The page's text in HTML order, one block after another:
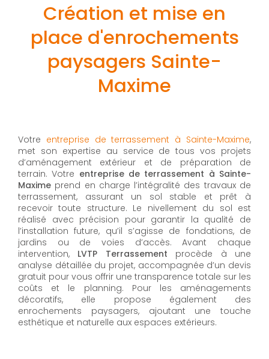
Création et mise en
place d'enrochements
paysagers Sainte-
Maxime
Votre entreprise de terrassement à Sainte-Maxime,
met son expertise au service de tous vos projets
d’aménagement extérieur et de préparation de
terrain. Votre entreprise de terrassement à Sainte-
Maxime prend en charge l’intégralité des travaux de
terrassement, assurant un sol stable et prêt à
recevoir toute structure. Le nivellement du sol est
réalisé avec précision pour garantir la qualité de
l’installation future, qu’il s’agisse de fondations, de
jardins ou de voies d’accès. Avant chaque
intervention, LVTP Terrassement procède à une
analyse détaillée du projet, accompagnée d’un devis
gratuit pour vous offrir une transparence totale sur les
coûts et le planning. Pour les aménagements
décoratifs, elle propose également des
enrochements paysagers, ajoutant une touche
esthétique et naturelle aux espaces extérieurs.